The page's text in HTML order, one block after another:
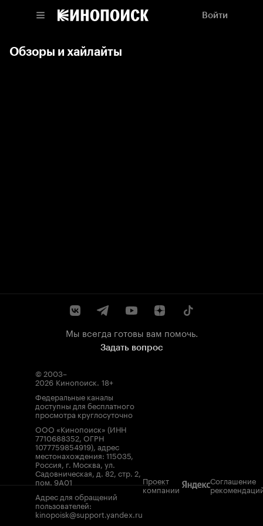
Войти
Обзоры и хайлайты
Мы всегда готовы вам помочь.
Задать вопрос
© 2003–
2026 Кинопоиск. 18+
Федеральные каналы
доступны для бесплатного
просмотра круглосуточно
ООО «Кинопоиск» (ИНН
7710688352, ОГРН
1077759854919), адрес
местонахождения: 115035,
Россия, г. Москва, ул.
Садовническая, д. 82, стр. 2,
пом. 9А01
Адрес для обращений
пользователей:
kinopoisk@support.yandex.ru
Проект
компании
Соглашение